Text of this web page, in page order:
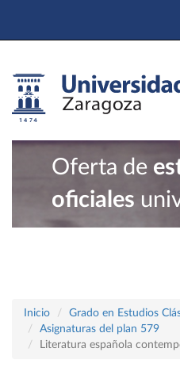
Oferta de
oficiales
Inicio
Grado en Estudios
Asignaturas del plan 579
Literatura española